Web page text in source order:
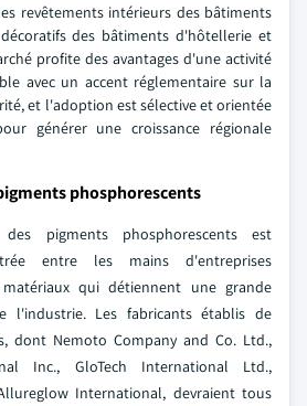
revêtements intérieurs des bâtiments
des bâtiments d'hôtellerie et
profite des avantages d'une activité
avec un accent réglementaire sur la
et l'adoption est sélective et orientée
générer une croissance régionale
phosphorescents
pigments phosphorescents est
entre les mains d'entreprises
qui détiennent une grande
l'industrie. Les fabricants établis de
dont Nemoto Company and Co. Ltd.,
Inc., GloTech International Ltd.,
International, devraient tous